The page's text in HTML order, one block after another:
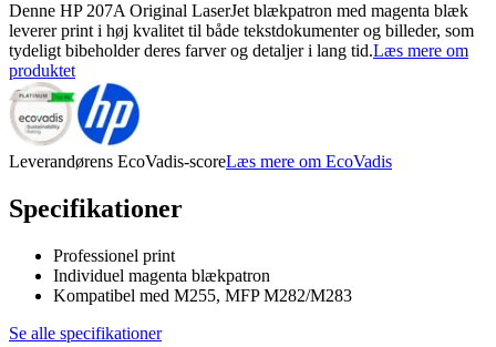
Denne HP 207A Original LaserJet blækpatron med magenta blæk
leverer print i høj kvalitet til både tekstdokumenter og billeder, som
tydeligt bibeholder deres farver og detaljer i lang tid.Læs mere om
produktet
Leverandørens EcoVadis-scoreLæs mere om EcoVadis
Specifikationer
Professionel print
Individuel magenta blækpatron
Kompatibel med M255, MFP M282/M283
Se alle specifikationer